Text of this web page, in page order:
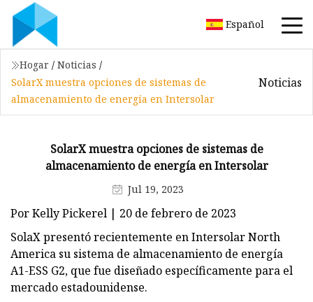
Español
Hogar / Noticias /
SolarX muestra opciones de sistemas de
almacenamiento de energía en Intersolar
Noticias
SolarX muestra opciones de sistemas de
almacenamiento de energía en Intersolar
Jul 19, 2023
Por Kelly Pickerel | 20 de febrero de 2023
SolaX presentó recientemente en Intersolar North
America su sistema de almacenamiento de energía
A1-ESS G2, que fue diseñado específicamente para el
mercado estadounidense.